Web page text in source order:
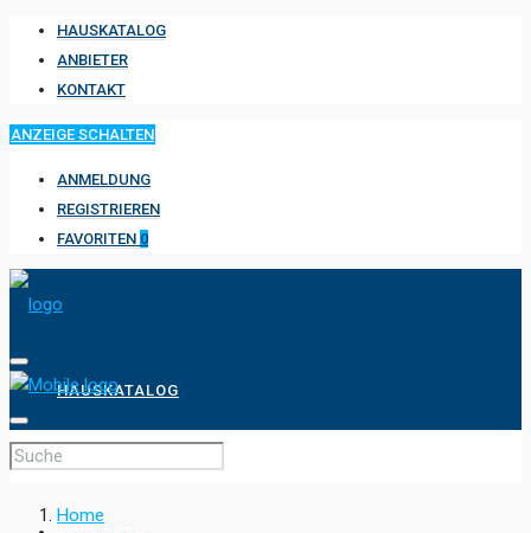
HAUSKATALOG
ANBIETER
KONTAKT
ANZEIGE SCHALTEN
ANMELDUNG
REGISTRIEREN
FAVORITEN 0
HAUSKATALOG
ANBIETER
Home